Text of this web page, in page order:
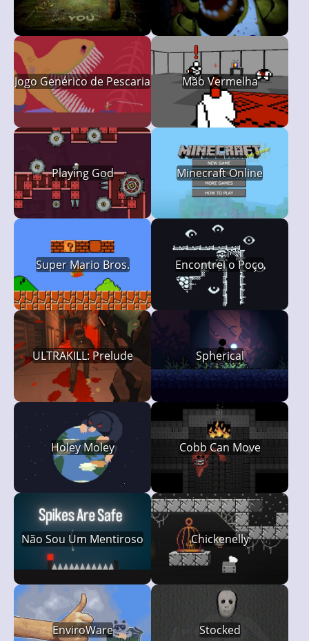
Jogo Genérico de Pescaria Mão Vermelha
Playing God Minecraft Online
Super Mario Bros. Encontrei o Poço
ULTRAKILL: Prelude Spherical
Holey Moley Cobb Can Move
Não Sou Um Mentiroso Chickenelly
EnviroWare Stocked